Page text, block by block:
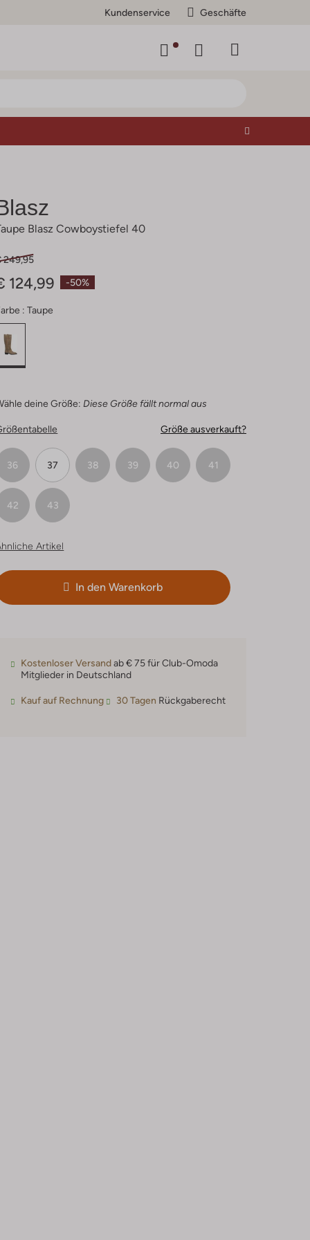
Kundenservice Geschäfte
Blasz Cowboystiefel 40
-50%
249,95
124,99
: Taupe
deine Größe: Diese Größe fällt normal aus
Größe ausverkauft?
36 37 38 39 40 41
42 43
Artikel
In den Warenkorb
Kostenloser Versandab € 75 für Club-Omoda
Mitglieder in Deutschland
Kauf auf Rechnung 30 Tagen Rückgaberecht